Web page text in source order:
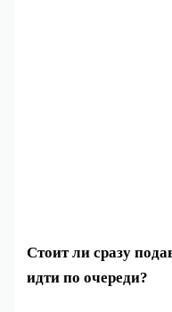
Стоит ли сразу
идти по очереди?